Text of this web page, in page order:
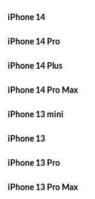
iPhone 14
iPhone 14 Pro
iPhone 14 Plus
iPhone 14 Pro Max
iPhone 13 mini
iPhone 13
iPhone 13 Pro
iPhone 13 Pro Max